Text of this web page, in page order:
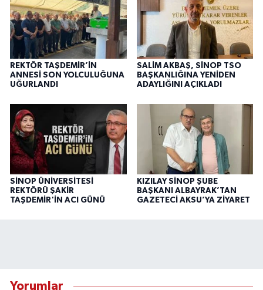
REKTÖR TAŞDEMİR’İN
ANNESİ SON YOLCULUĞUNA
UĞURLANDI
SALİM AKBAŞ, SİNOP TSO
BAŞKANLIĞINA YENİDEN
ADAYLIĞINI AÇIKLADI
SİNOP ÜNİVERSİTESİ
REKTÖRÜ ŞAKİR
TAŞDEMİR'İN ACI GÜNÜ
KIZILAY SİNOP ŞUBE
BAŞKANI ALBAYRAK’TAN
GAZETECİ AKSU’YA ZİYARET
Yorumlar